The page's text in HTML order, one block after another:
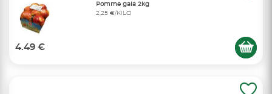
Pomme gala 2kg
2,25 €/KILO
4.49 €